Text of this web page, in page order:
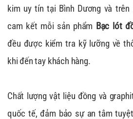
kim uy tín tại Bình Dương và
cam kết mỗi sản phẩm Bạc lót
đều được kiểm tra kỹ lưỡng về
khi đến tay khách hàng.
Chất lượng vật liệu đồng và
quốc tế, đảm bảo sự an tâm